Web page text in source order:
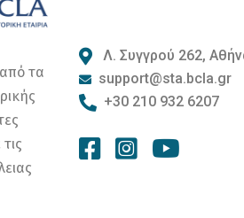
τα
Λ. Συγγρού 262,
support@sta.bcla.gr
+30 210 932 6207